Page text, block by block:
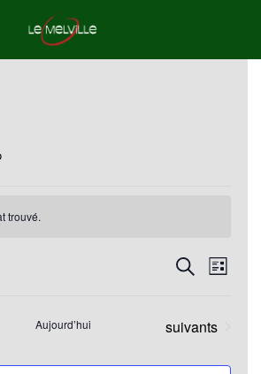
trouvé.
et
Recherche
Liste
Aujourd’hui Évènements
suivants